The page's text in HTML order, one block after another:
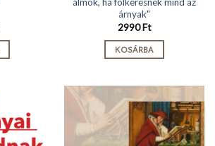
álmok, ha fölkeresnek mind az
árnyak"
2990Ft
KOSÁRBA